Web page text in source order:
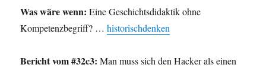
Was wäre wenn: Eine Geschichtsdidaktik ohne
Kompetenzbegriff? …historischdenken
Bericht vom #32c3: Man muss sich den Hacker als einen